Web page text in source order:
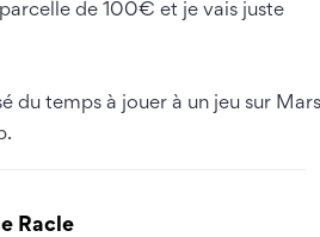
de 100€ et je vais juste
du temps à jouer à un jeu sur
Racle